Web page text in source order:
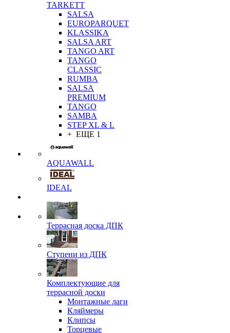
TARKETT
SALSA
EUROPARQUET
KLASSIKA
SALSA ART
TANGO ART
TANGO
CLASSIC
RUMBA
SALSA
PREMIUM
TANGO
SAMBA
STEP XL & L
+ ЕЩЕ 1
AQUAWALL
IDEAL
Террасная доска ДПК
Ступени из ДПК
Комплектующие для
террасной доски
Монтажные лаги
Кляймеры
Клипсы
Торцевые